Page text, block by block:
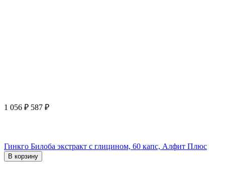
1 056 ₽ 587 ₽
Гинкго Билоба экстракт с глицином, 60 капс, Алфит Плюс
В корзину